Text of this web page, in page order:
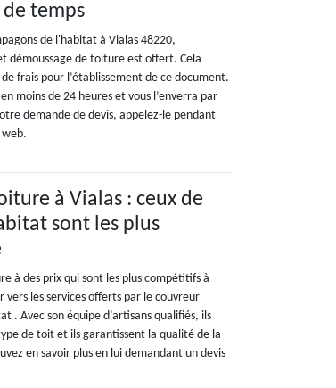
temps
de l'habitat à Vialas 48220,
démoussage de toiture est offert. Cela
frais pour l’établissement de ce document.
moins de 24 heures et vous l’enverra par
demande de devis, appelez-le pendant
web.
à Vialas : ceux de
sont les plus
à des prix qui sont les plus compétitifs à
les services offerts par le couvreur
. Avec son équipe d’artisans qualifiés, ils
de toit et ils garantissent la qualité de la
en savoir plus en lui demandant un devis